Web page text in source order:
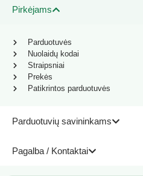
Pirkėjams
Parduotuvių savininkams
Pagalba / Kontaktai
Parduotuvės
Nuolaidų kodai
Straipsniai
Prekės
Patikrintos parduotuvės